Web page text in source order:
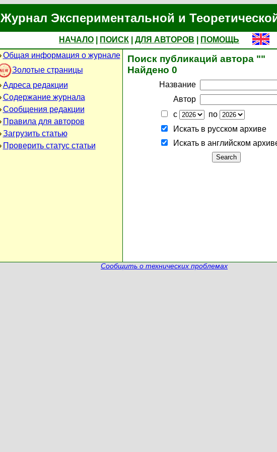
Журнал Экспериментальной и
НАЧАЛО ПОИСК ДЛЯ АВТОРОВ
ПОМОЩЬ
Общая информация о журнале
Золотые страницы
Адреса редакции
Содержание журнала
Сообщения редакции
Правила для авторов
Загрузить статью
Проверить статус статьи
Поиск публикаций автора ""
Найдено 0
Название
Автор
с
по
Искать в русском архиве
Искать в английском
Сообщить о технических проблемах